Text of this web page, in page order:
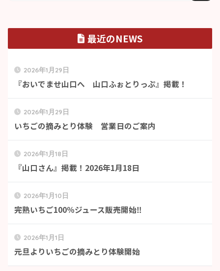
最近のNEWS
2026年1月29日
『おいでませ山口へ 山口ふぉとりっぷ』掲載！
2026年1月29日
いちごの摘みとり体験 営業日のご案内
2026年1月18日
『山口さん』掲載！2026年1月18日
2026年1月10日
完熟いちご100％ジュース販売開始‼
2026年1月1日
元旦よりいちごの摘みとり体験開始